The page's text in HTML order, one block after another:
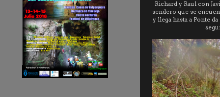
Richard y Raul con
sendero que se
y llega hasta a Ponte